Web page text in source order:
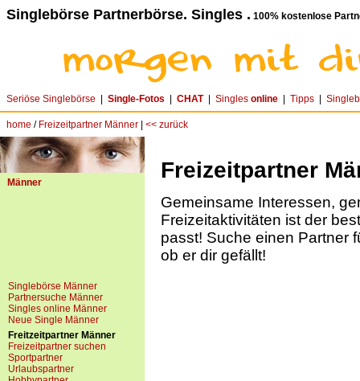
Singlebörse Partnerbörse. Singles . 100% kostenlose
Seriöse Singlebörse Single-Fotos CHAT| Singles online Tipps
home / Freizeitpartner Männer << zurück
Männer
Singlebörse Männer
Partnersuche Männer
Singles online Männer
Neue Single Männer
Freitzeitpartner Männer
Freizeitpartner suchen
Sportpartner
Urlaubspartner
Freizeitpartner
Gemeinsame Interessen,
Freizeitaktivitäten ist der
passt! Suche einen Partner
ob er dir gefällt!